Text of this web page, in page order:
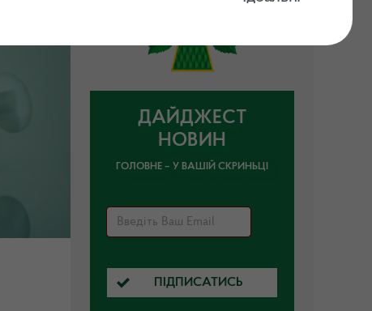
ДАЙДЖЕСТ
НОВИН
ГОЛОВНЕ – У ВАШІЙ СКРИНЬЦІ
ПІДПИСАТИСЬ